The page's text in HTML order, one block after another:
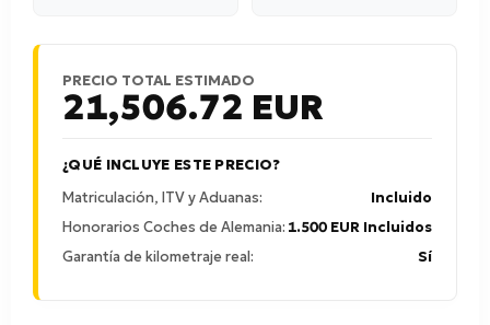
PRECIO TOTAL ESTIMADO
21,506.72 EUR
¿QUÉ INCLUYE ESTE PRECIO?
Matriculación, ITV y Aduanas:
Incluido
Honorarios Coches de Alemania: 1.500 EUR Incluidos
Garantía de kilometraje real:
Sí